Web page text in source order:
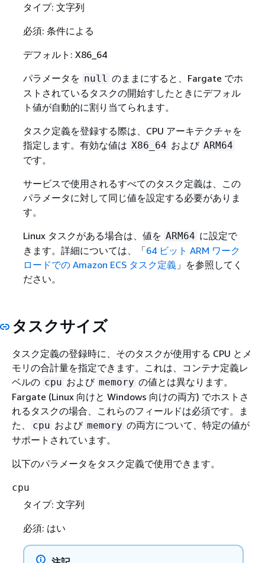
タイプ: 文字列
必須: 条件による
デフォルト: X86_64
パラメータを null のままにすると、Fargate でホ
ストされているタスクの開始すしたときにデフォル
ト値が自動的に割り当てられます。
タスク定義を登録する際は、CPU アーキテクチャを
指定します。有効な値は X86_64 および ARM64
です。
サービスで使用されるすべてのタスク定義は、この
パラメータに対して同じ値を設定する必要がありま
す。
Linux タスクがある場合は、値を ARM64 に設定で
きます。詳細については、「64 ビット ARM ワーク
ロードでの Amazon ECS タスク定義」を参照してく
ださい。
タスクサイズ
タスク定義の登録時に、そのタスクが使用する CPU とメ
モリの合計量を指定できます。これは、コンテナ定義レ
ベルの cpu および memory の値とは異なります。
Fargate (Linux 向けと Windows 向けの両方) でホストさ
れるタスクの場合、これらのフィールドは必須です。ま
た、
cpu および memory の両方について、特定の値が
サポートされています。
以下のパラメータをタスク定義で使用できます。
cpu
タイプ: 文字列
必須: はい